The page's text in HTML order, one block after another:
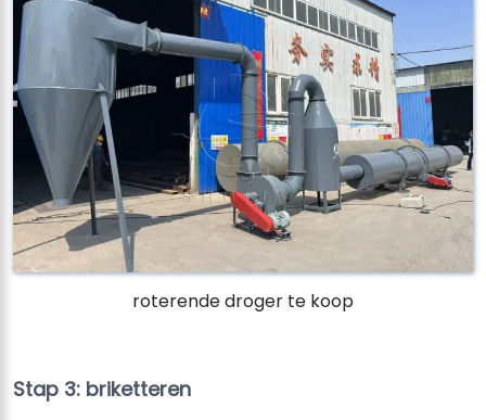
roterende droger te koop
Stap 3: briketteren